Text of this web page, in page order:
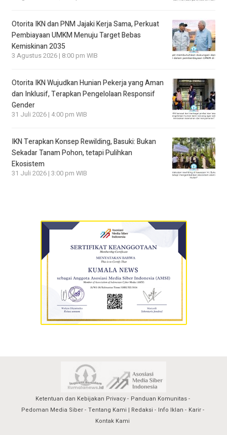
Otorita IKN dan PNM Jajaki Kerja Sama, Perkuat
Pembiayaan UMKM Menuju Target Bebas
Kemiskinan 2035
3 Agustus 2026 | 8:00 pm WIB
Otorita IKN Wujudkan Hunian Pekerja yang Aman
dan Inklusif, Terapkan Pengelolaan Responsif
Gender
31 Juli 2026 | 4:00 pm WIB
IKN Terapkan Konsep Rewilding, Basuki: Bukan
Sekadar Tanam Pohon, tetapi Pulihkan
Ekosistem
31 Juli 2026 | 3:00 pm WIB
Ketentuan dan Kebijakan Privacy
Panduan Komunitas
Pedoman Media Siber
Tentang Kami | Redaksi Info Iklan
Karir
Kontak Kami